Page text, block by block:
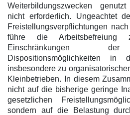
Weiterbildungszwecken
nicht erforderlich. Ungeachtet
Freistellungsverpflichtungen
führe die Arbeitsbefreiung
Einschränkungen
Dispositionsmöglichkeiten in
insbesondere zu
Kleinbetrieben. In diesem
nicht auf die bisherige geringe
gesetzlichen
sondern auf die Belastung